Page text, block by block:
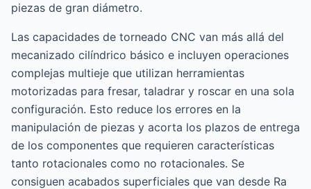
piezas de gran diámetro.
Las capacidades de torneado CNC van más allá del
mecanizado cilíndrico básico e incluyen operaciones
complejas multieje que utilizan herramientas
motorizadas para fresar, taladrar y roscar en una sola
configuración. Esto reduce los errores en la
manipulación de piezas y acorta los plazos de entrega
de los componentes que requieren características
tanto rotacionales como no rotacionales. Se
consiguen acabados superficiales que van desde Ra